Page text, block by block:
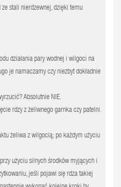
stali nierdzewnej, dzięki temu
działania pary wodnej i wilgoci na
je namaczamy czy niezbyt dokładnie
Absolutnie NIE.
rdzy z żeliwnego garnka czy patelni.
żeliwa z wilgocią; po każdym użyciu
użyciu silnych środków myjących i
jeśli pojawi się rdza takiej